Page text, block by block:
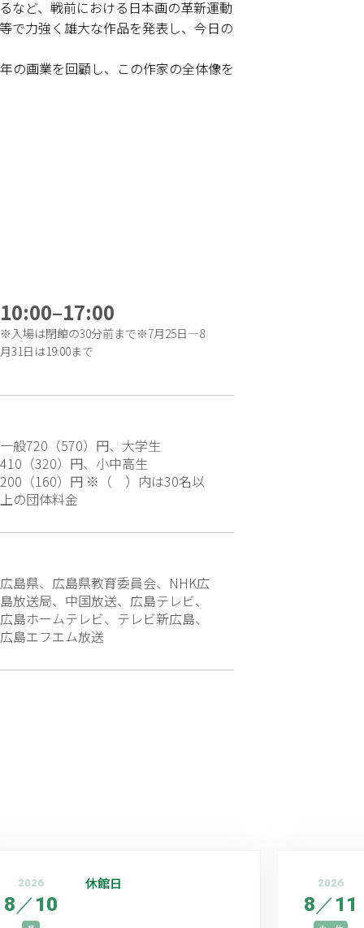
など、戦前における日本画の革新運動
で力強く雄大な作品を発表し、今日の
の画業を回顧し、この作家の全体像を
10:00–17:00
※入場は閉館の30分前まで※7月25日―8
月31日は19:00まで
一般720（570）円、大学生
410（320）円、小中高生
200（160）円 ※（ ）内は30名以
上の団体料金
広島県、広島県教育委員会、NHK広
島放送局、中国放送、広島テレビ、
広島ホームテレビ、テレビ新広島、
広島エフエム放送
2026
8 ／10
休館日 2026
8 ／11